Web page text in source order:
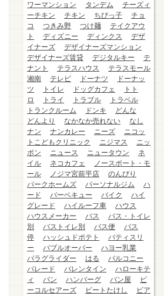
ワーマンション
タンデム
チーズィ
ーチキン
チキン ちびっ子
チョ
コ
つきみ野 つけ麺
テイクアウ
ト
ディズニー ディンクス
デザ
イナーズ
デザイナーズマンション
デザイナーズ賃貸
デジタルキー
テ
ナント
テラスハウス
テラスモール
湘南
テレビ ドーナツ
ドーナッ
ツ
トイレ ドッグカフェ
トト
ロ
トライ トラブル
トラベル
トランクルーム
ドンキ
どんな
どんより
なかなか売れない
なし
ナン
ナンカレー ニーズ
ニコッ
トこどもクリニック
ニジマス
ニッ
ポン
ニュース ニュータウン
ネ
イル
ネコカフェ
ノースポート・モ
ール
ノジマ宮前平店
のんびり
パークホームズ
パーソナルジム
ハ
ード
バーベキュー バイク
ハイ
グレード
ハイルーフ車
ハウス
ハウスメーカー
バス
バス・トイレ
別
バストイレ別 バス便
バス
停
ハッシュドポテト
パティスリ
ー
バブルオーバー
ハヨー乳業
パラグライダー
はる
バルコニー
パレード
バレンタイン
ハローキテ
ィ
パン ハンバーグ パン屋
ビ
ーコルセアーズ
ビートたけし
ビア